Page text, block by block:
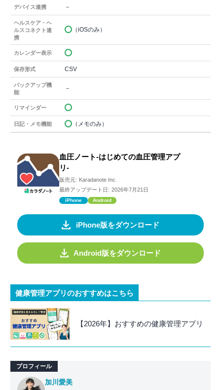
デバイス連携 －
ヘルスケア・ヘ
ルスコネクト連
携
（iOSのみ）
カレンダー表示
保存形式 CSV
バックアップ機
能
－
リマインダー
日記・メモ機能 （メモのみ）
血圧ノート-はじめての血圧管理アプ
リ-
販売元: Karadanote Inc.
最終アップデート日: 2026年7月21日
iPhone Android
iPhone版をダウンロード
Android版をダウンロード
健康管理アプリのおすすめはこちら
【2026年】おすすめの健康管理アプリ
プロフィール
加川愛美